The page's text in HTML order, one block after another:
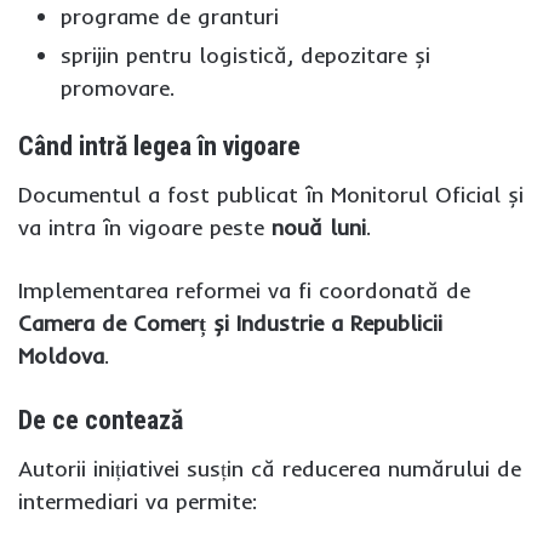
programe de granturi
sprijin pentru logistică, depozitare și
promovare.
Când intră legea în vigoare
Documentul a fost publicat în Monitorul Oficial și
va intra în vigoare peste nouă luni.
Implementarea reformei va fi coordonată de
Camera de Comerț și Industrie a Republicii
Moldova.
De ce contează
Autorii inițiativei susțin că reducerea numărului de
intermediari va permite: